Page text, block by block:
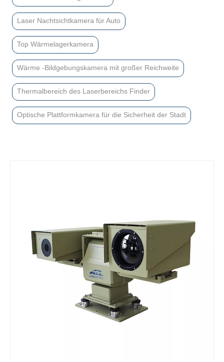
Laser Nachtsichtkamera für Auto
Top Wärmelagerkamera
Wärme -Bildgebungskamera mit großer Reichweite
Thermalbereich des Laserbereichs Finder
Optische Plattformkamera für die Sicherheit der Stadt